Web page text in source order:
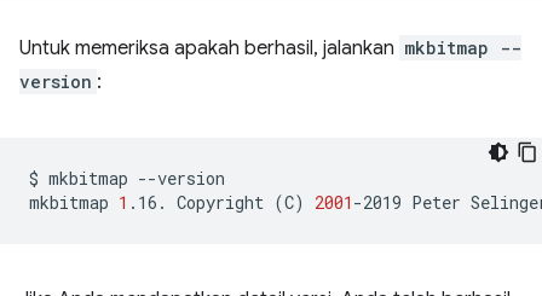
Untuk memeriksa apakah berhasil, jalankan mkbitmap --
version :
$ mkbitmap --version
mkbitmap 1 .16. Copyright (C) 2001 -2019 Peter